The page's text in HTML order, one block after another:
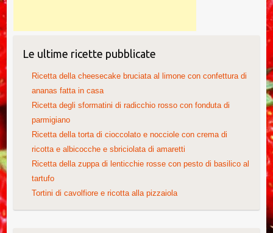
Le ultime ricette pubblicate
Ricetta della cheesecake bruciata al limone con confettura di
ananas fatta in casa
Ricetta degli sformatini di radicchio rosso con fonduta di
parmigiano
Ricetta della torta di cioccolato e nocciole con crema di
ricotta e albicocche e sbriciolata di amaretti
Ricetta della zuppa di lenticchie rosse con pesto di basilico al
tartufo
Tortini di cavolfiore e ricotta alla pizzaiola